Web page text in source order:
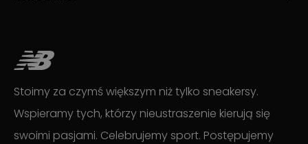
Stoimy za czymś większym niż tylko sneakersy.
Wspieramy tych, którzy nieustraszenie kierują się
swoimi pasjami. Celebrujemy sport. Postępujemy